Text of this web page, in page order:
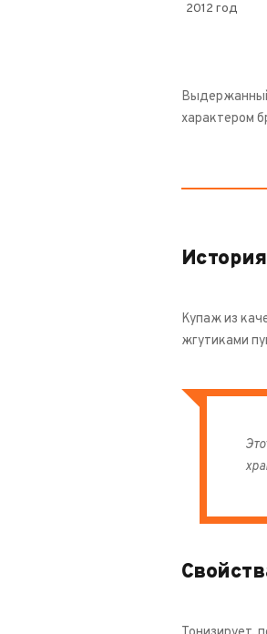
2012 год
Выдержанный
характером
Купаж из
жгутиками